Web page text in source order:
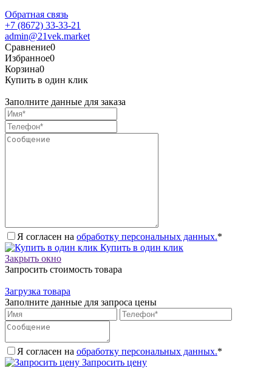
Обратная связь
+7 (8672) 33-33-21
admin@21vek.market
Сравнение0
Избранное0
Корзина0
Купить в один клик
Заполните данные для заказа
Я согласен на обработку персональных данных.*
Купить в один клик
Закрыть окно
Запросить стоимость товара
Загрузка товара
Заполните данные для запроса цены
Я согласен на обработку персональных данных.*
Запросить цену